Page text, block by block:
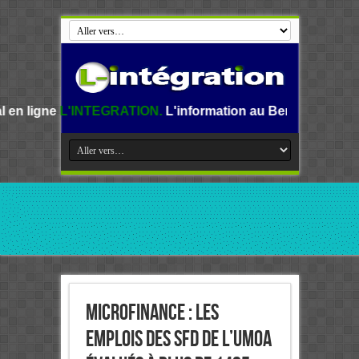
L'information au Benin, en Afrique et dans le
Microfinance : Les
emplois des SFD de l’UMOA